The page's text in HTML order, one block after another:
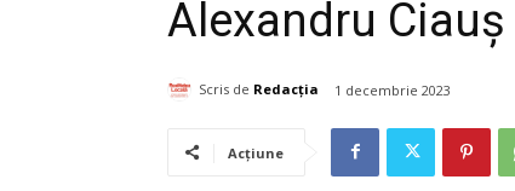
Alexandru Ciauș
Scris de Redacția 1 decembrie 2023
Acțiune